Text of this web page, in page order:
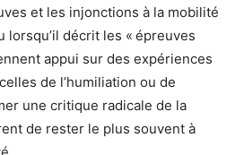
et les injonctions à la mobilité
lorsqu’il décrit les « épreuves
appui sur des expériences
de l’humiliation ou de
une critique radicale de la
de rester le plus souvent à